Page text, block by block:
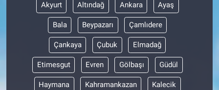
Akyurt Altındağ Ankara Ayaş
Bala Beypazarı Çamlıdere
Çankaya Çubuk Elmadağ
Etimesgut Evren Gölbaşı Güdül
Haymana Kahramankazan Kalecik